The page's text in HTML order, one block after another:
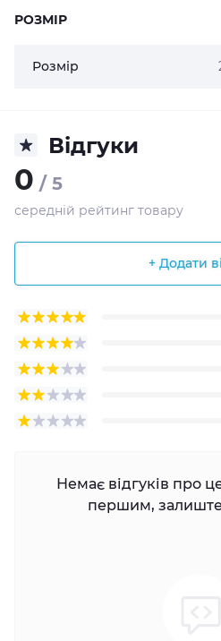
РОЗМІР
Розмір
Відгуки
0 / 5
середній рейтинг товару
+ Додати
Немає відгуків про
першим, залиште